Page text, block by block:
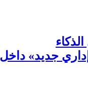
جديد» داخل